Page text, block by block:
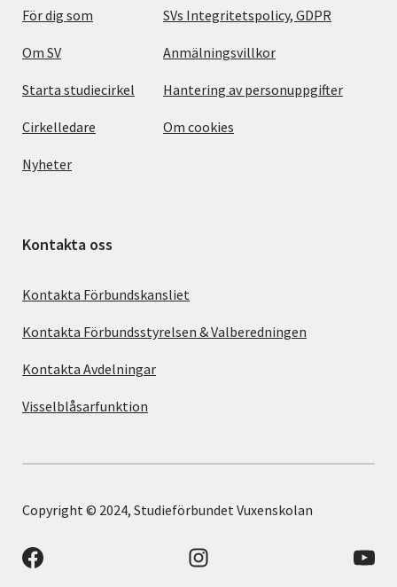
För dig som
Om SV
Starta studiecirkel
Cirkelledare
Nyheter
SVs Integritetspolicy, GDPR
Anmälningsvillkor
Hantering av personuppgifter
Om cookies
Kontakta oss
Kontakta Förbundskansliet
Kontakta Förbundsstyrelsen & Valberedningen
Kontakta Avdelningar
Visselblåsarfunktion
Copyright © 2024, Studieförbundet Vuxenskolan